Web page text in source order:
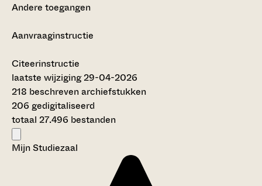
Andere toegangen
Aanvraaginstructie
Citeerinstructie
laatste wijziging 29-04-2026
218 beschreven archiefstukken
206 gedigitaliseerd
totaal 27.496 bestanden
Mijn Studiezaal